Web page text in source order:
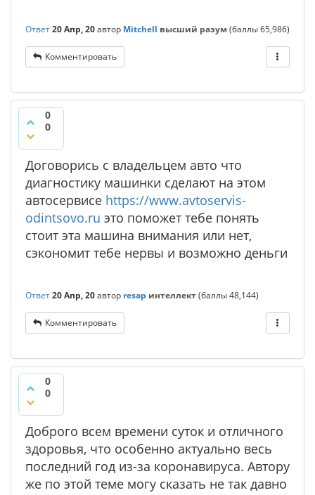
Ответ20 Апр, 20автор Mitchell высший разум(баллы65,986)
Комментировать
0
0
Договорись с владельцем авто что
диагностику машинки сделают на этом
автосервисе https://www.avtoservis-
odintsovo.ru это поможет тебе понять
стоит эта машина внимания или нет,
сэкономит тебе нервы и возможно деньги
Ответ20 Апр, 20автор resap интеллект(баллы48,144)
Комментировать
0
0
Доброго всем времени суток и отличного
здоровья, что особенно актуально весь
последний год из-за коронавируса. Автору
же по этой теме могу сказать не так давно